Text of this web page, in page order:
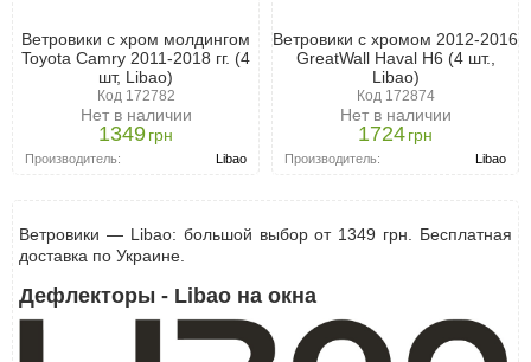
Ветровики с хром молдингом
Toyota Camry 2011-2018 гг. (4
шт, Libao)
Код 172782
Нет в наличии
1349грн
Производитель: Libao
Ветровики с хромом 2012-2016
GreatWall Haval H6 (4 шт.,
Libao)
Код 172874
Нет в наличии
1724грн
Производитель: Libao
Ветровики — Libao: большой выбор от 1349 грн. Бесплатная
доставка по Украине.
Дефлекторы - Libao на окна